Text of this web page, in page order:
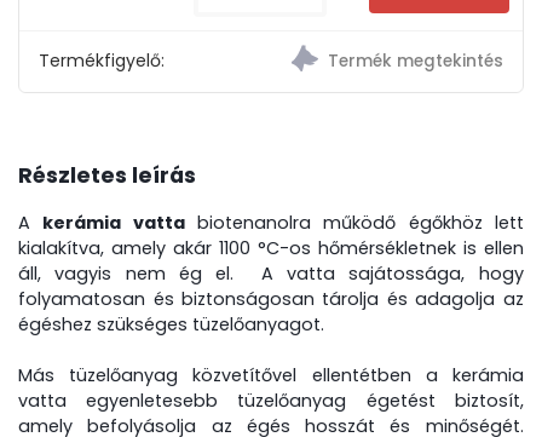
Termékfigyelő:
Részletes leírás
A kerámia vattabiotenanolra működő égőkhöz lett
kialakítva, amely akár 1100 °C-os hőmérsékletnek is ellen
áll, vagyis nem ég el. A vatta sajátossága, hogy
folyamatosan és biztonságosan tárolja és adagolja az
égéshez szükséges tüzelőanyagot.
Más tüzelőanyag közvetítővel ellentétben a kerámia
vatta egyenletesebb tüzelőanyag égetést biztosít,
amely befolyásolja az égés hosszát és minőségét.